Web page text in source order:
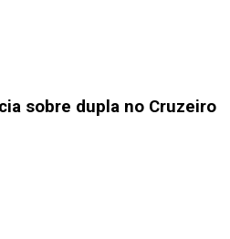
sobre dupla no Cruzeiro